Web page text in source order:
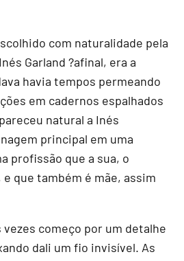
com naturalidade pela
Garland ?afinal, era a
havia tempos permeando
em cadernos espalhados
natural a Inés
principal em uma
profissão que a sua, o
que também é mãe, assim
vezes começo por um detalhe
dali um fio invisível. As